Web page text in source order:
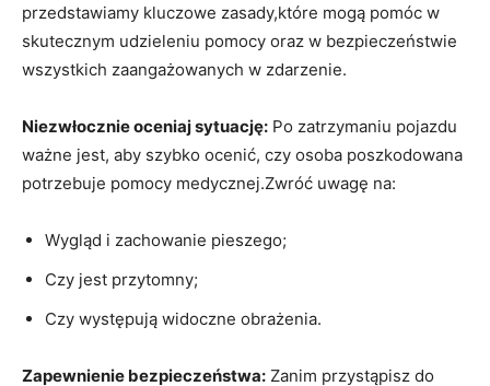
przedstawiamy kluczowe zasady,które mogą pomóc w
skutecznym udzieleniu pomocy oraz w bezpieczeństwie
wszystkich zaangażowanych w zdarzenie.
Niezwłocznie oceniaj sytuację: Po zatrzymaniu pojazdu
ważne jest, aby szybko ocenić, czy osoba poszkodowana
potrzebuje pomocy medycznej.Zwróć uwagę na:
Wygląd i zachowanie pieszego;
Czy jest przytomny;
Czy występują widoczne obrażenia.
Zapewnienie bezpieczeństwa: Zanim przystąpisz do